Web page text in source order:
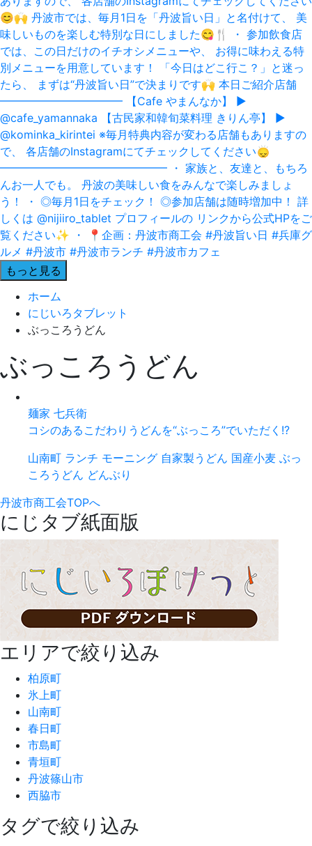
もっと見る
ホーム
にじいろタブレット
ぶっころうどん
ぶっころうどん
麺家 七兵衛
コシのあるこだわりうどんを“ぶっころ”でいただく!?
山南町 ランチ モーニング 自家製うどん 国産小麦 ぶっ
ころうどん どんぶり
丹波市商工会TOPへ
にじタブ紙面版
エリアで絞り込み
柏原町
氷上町
山南町
春日町
市島町
青垣町
丹波篠山市
西脇市
タグで絞り込み